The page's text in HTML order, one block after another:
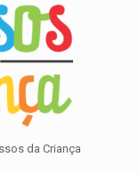
da Criança